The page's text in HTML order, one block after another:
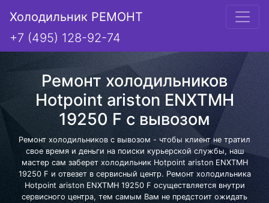
Холодильник РЕМОНТ
+7 (495) 128-92-74
Ремонт холодильников
Hotpoint ariston ENXTMH
19250 F с вывозом
Ремонт холодильников с вывозом - чтобы клиент не тратил
свое время и деньги на поиски курьерской службы, наш
мастер сам заберет холодильник Hotpoint ariston ENXTMH
19250 F и отвезет в сервисный центр. Ремонт холодильника
Hotpoint ariston ENXTMH 19250 F осуществляется внутри
сервисного центра, тем самым Вам не предстоит ожидать